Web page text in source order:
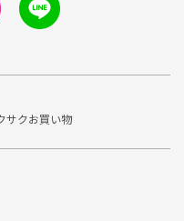
サクお買い物